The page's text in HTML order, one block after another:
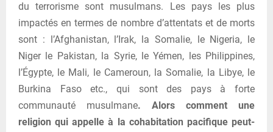
du terrorisme sont musulmans. Les pays les plus
impactés en termes de nombre d’attentats et de morts
sont : l’Afghanistan, l’Irak, la Somalie, le Nigeria, le
Niger le Pakistan, la Syrie, le Yémen, les Philippines,
l’Égypte, le Mali, le Cameroun, la Somalie, la Libye, le
Burkina Faso etc., qui sont des pays à forte
communauté musulmane. Alors comment une
religion qui appelle à la cohabitation pacifique peut-